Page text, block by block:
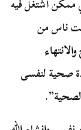
ناس من
صحية لنفسى